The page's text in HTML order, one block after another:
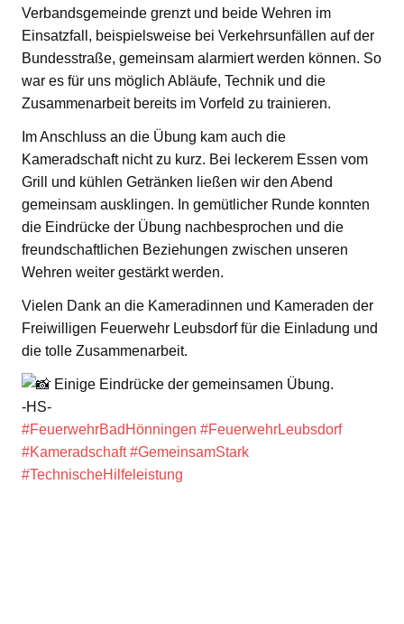
Verbandsgemeinde grenzt und beide Wehren im
Einsatzfall, beispielsweise bei Verkehrsunfällen auf der
Bundesstraße, gemeinsam alarmiert werden können. So
war es für uns möglich Abläufe, Technik und die
Zusammenarbeit bereits im Vorfeld zu trainieren.
Im Anschluss an die Übung kam auch die
Kameradschaft nicht zu kurz. Bei leckerem Essen vom
Grill und kühlen Getränken ließen wir den Abend
gemeinsam ausklingen. In gemütlicher Runde konnten
die Eindrücke der Übung nachbesprochen und die
freundschaftlichen Beziehungen zwischen unseren
Wehren weiter gestärkt werden.
Vielen Dank an die Kameradinnen und Kameraden der
Freiwilligen Feuerwehr Leubsdorf für die Einladung und
die tolle Zusammenarbeit.
Einige Eindrücke der gemeinsamen Übung.
-HS-
#FeuerwehrBadHönningen #FeuerwehrLeubsdorf
#Kameradschaft #GemeinsamStark
#TechnischeHilfeleistung